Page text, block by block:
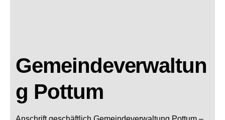
Gemeindeverwaltun
g Pottum